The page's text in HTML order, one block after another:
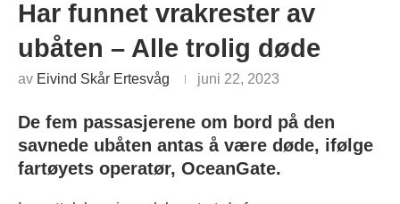
Har funnet vrakrester av
ubåten – Alle trolig døde
av Eivind Skår Ertesvåg juni 22, 2023
De fem passasjerene om bord på den
savnede ubåten antas å være døde, ifølge
fartøyets operatør, OceanGate.